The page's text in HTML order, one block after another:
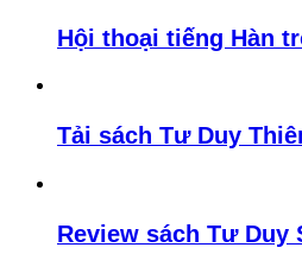
Hội thoại tiếng Hàn
Tải sách Tư Duy
Review sách Tư Duy